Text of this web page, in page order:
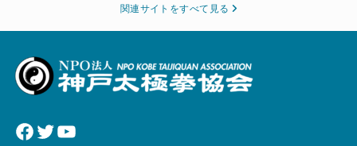
関連サイトをすべて見る
Facebook
TwitterYouTube